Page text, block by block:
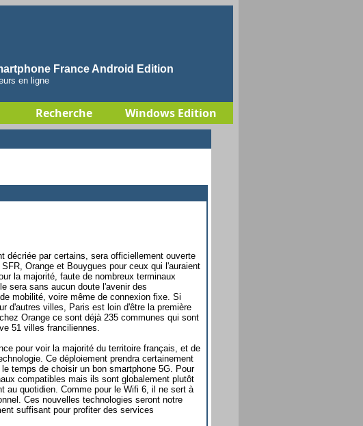
France Android Edition
en ligne
Recherche Windows Edition
décriée par certains, sera officiellement ouverte
Orange et Bouygues pour ceux qui l'auraient
la majorité, faute de nombreux terminaux
sera sans aucun doute l'avenir des
mobilité, voire même de connexion fixe. Si
d'autres villes, Paris est loin d'être la première
Orange ce sont déjà 235 communes qui sont
51 villes franciliennes.
pour voir la majorité du territoire français, et de
Ce déploiement prendra certainement
temps de choisir un bon smartphone 5G. Pour
compatibles mais ils sont globalement plutôt
au quotidien. Comme pour le Wifi 6, il ne sert à
Ces nouvelles technologies seront notre
suffisant pour profiter des services